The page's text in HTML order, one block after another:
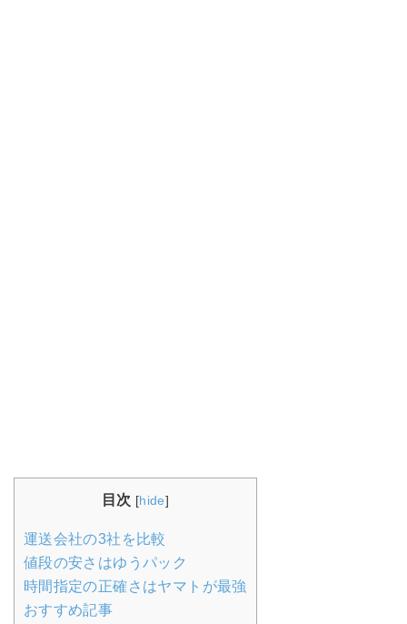
目次 [hide]
運送会社の3社を比較
値段の安さはゆうパック
時間指定の正確さはヤマトが最強
おすすめ記事